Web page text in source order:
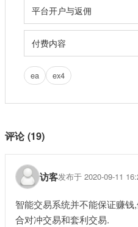
平台开户与返佣
付费内容
ea ex4
评论 (19)
访客发布于 2020-09-11
智能交易系统并不能保证赚
合对冲交易和套利交易.